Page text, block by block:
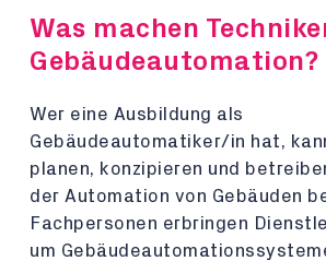
Was machen
Gebäudeautomation?
Wer eine Ausbildung als
Gebäudeautomatiker/in hat,
planen, konzipieren und
der Automation von Gebäuden
Fachpersonen erbringen
um